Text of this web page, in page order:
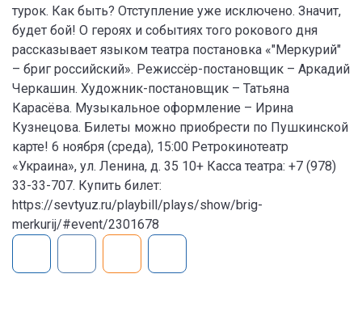
турок. Как быть? Отступление уже исключено. Значит,
будет бой! О героях и событиях того рокового дня
рассказывает языком театра постановка «"Меркурий"
– бриг российский». Режиссёр-постановщик – Аркадий
Черкашин. Художник-постановщик – Татьяна
Карасёва. Музыкальное оформление – Ирина
Кузнецова. Билеты можно приобрести по Пушкинской
карте! 6 ноября (среда), 15:00 Ретрокинотеатр
«Украина», ул. Ленина, д. 35 10+ Касса театра: +7 (978)
33-33-707. Купить билет:
https://sevtyuz.ru/playbill/plays/show/brig-
merkurij/#event/2301678